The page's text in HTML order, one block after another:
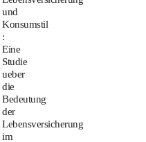
und
Konsumstil
:
Eine
Studie
ueber
die
Bedeutung
der
Lebensversicherung
im